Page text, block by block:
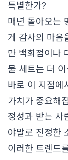
특별한가?
매년 돌아오는
게 감사의 마음
만 백화점이나
물 세트는 더
바로 이 지점에
가치가 중요해
정성과 받는 사
야말로 진정한
이러한 트렌드